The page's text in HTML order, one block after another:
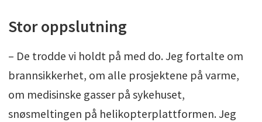
Stor oppslutning
– De trodde vi holdt på med do. Jeg fortalte om
brannsikkerhet, om alle prosjektene på varme,
om medisinske gasser på sykehuset,
snøsmeltingen på helikopterplattformen. Jeg